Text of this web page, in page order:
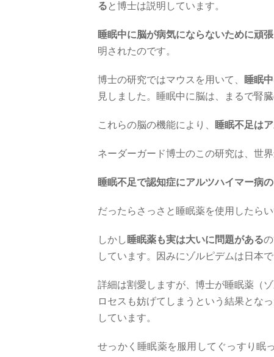
る と博士は説明しています。
睡眠中に脳が病気にならないために頑
明されたのです。
博士の研究ではマウスを用いて、 睡眠
見しました。睡眠中に脳は、まるで腎
これらの脳の機能により、 睡眠不足は
ネーダーガード博士のこの研究は、世
睡眠不足で認知症にアルツハイマー病
だったらさっさと睡眠薬を使用したら
しかし 睡眠薬も実は大いに問題がある
しています。因みにゾルピデムは日本
詳細は割愛しますが、博士が睡眠薬（
ロセスも妨げてしまうという結果とな
しています。
せっかく睡眠薬を服用してぐっすり眠っ